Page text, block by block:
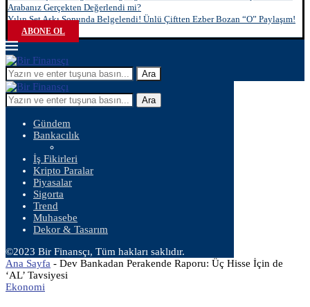
Arabanız Gerçekten Değerlendi mi?
Yılın Set Aşkı Sonunda Belgelendi! Ünlü Çiftten Ezber Bozan “O” Paylaşım!
ABONE OL
Ara
Ara
Gündem
Bankacılık
İş Fikirleri
Kripto Paralar
Piyasalar
Sigorta
Trend
Muhasebe
Dekor & Tasarım
©2023 Bir Finansçı, Tüm hakları saklıdır.
Ana Sayfa - Dev Bankadan Perakende Raporu: Üç Hisse İçin de
‘AL’ Tavsiyesi
Ekonomi